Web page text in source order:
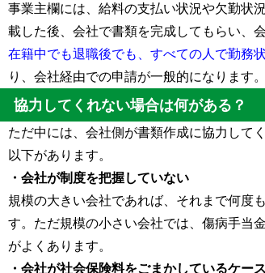
事業主欄には、給料の支払い状況や欠勤状
載した後、会社で書類を完成してもらい、
在籍中でも退職後でも、すべての人で勤務
り、会社経由での申請が一般的になります。
協力してくれない場合は何がある？
ただ中には、会社側が書類作成に協力して
以下があります。
・会社が制度を把握していない
規模の大きい会社であれば、それまで何度
す。ただ規模の小さい会社では、傷病手当
がよくあります。
・会社が社会保険料をごまかしているケース